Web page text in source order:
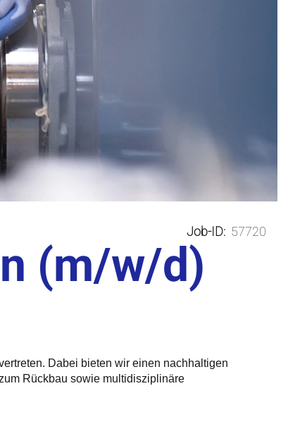
Job-ID: 57720
(m/w/d)
Dabei bieten wir einen nachhaltigen
Rückbau sowie multidisziplinäre